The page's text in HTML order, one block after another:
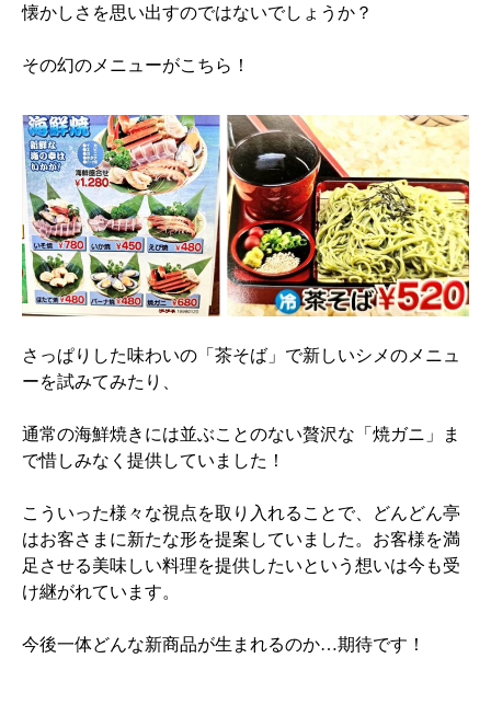
懐かしさを思い出すのではないでしょうか？
その幻のメニューがこちら！
さっぱりした味わいの「茶そば」で新しいシメのメニュ
ーを試みてみたり、
通常の海鮮焼きには並ぶことのない贅沢な「焼ガニ」ま
で惜しみなく提供していました！
こういった様々な視点を取り入れることで、どんどん亭
はお客さまに新たな形を提案していました。お客様を満
足させる美味しい料理を提供したいという想いは今も受
け継がれています。
今後一体どんな新商品が生まれるのか…期待です！